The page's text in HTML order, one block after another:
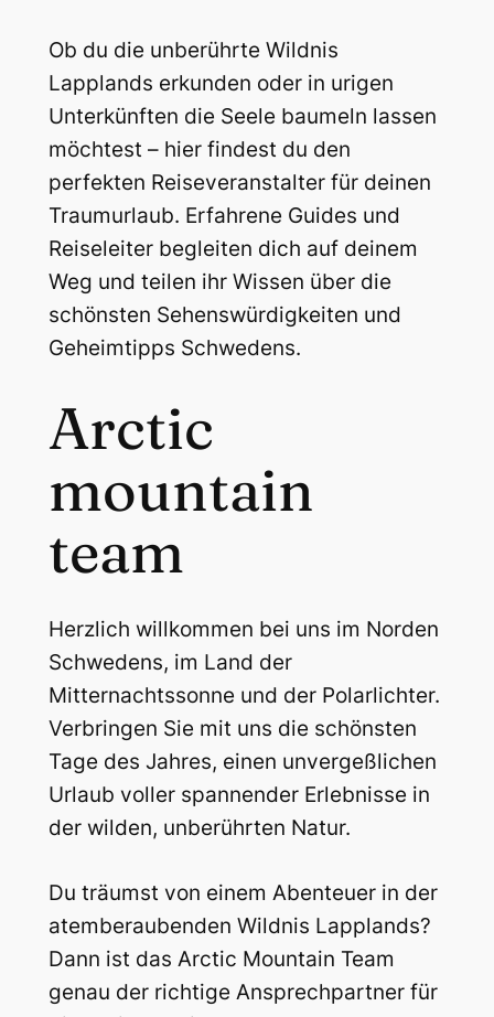
Ob du die unberührte Wildnis
Lapplands erkunden oder in urigen
Unterkünften die Seele baumeln lassen
möchtest – hier findest du den
perfekten Reiseveranstalter für deinen
Traumurlaub. Erfahrene Guides und
Reiseleiter begleiten dich auf deinem
Weg und teilen ihr Wissen über die
schönsten Sehenswürdigkeiten und
Geheimtipps Schwedens.
Arctic
mountain
team
Herzlich willkommen bei uns im Norden
Schwedens, im Land der
Mitternachtssonne und der Polarlichter.
Verbringen Sie mit uns die schönsten
Tage des Jahres, einen unvergeßlichen
Urlaub voller spannender Erlebnisse in
der wilden, unberührten Natur.
Du träumst von einem Abenteuer in der
atemberaubenden Wildnis Lapplands?
Dann ist das Arctic Mountain Team
genau der richtige Ansprechpartner für